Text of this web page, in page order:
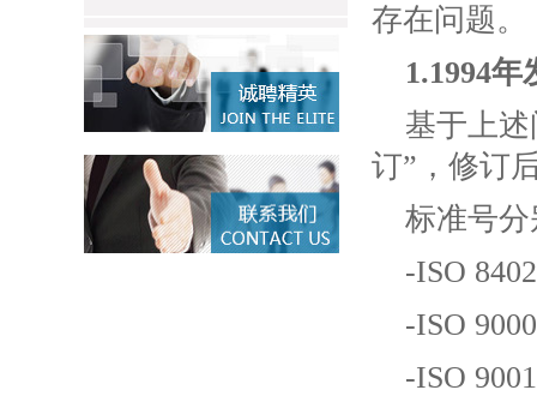
存在问题。
1.1994
基于上
订”，修订
标准号
-ISO
-ISO
-ISO